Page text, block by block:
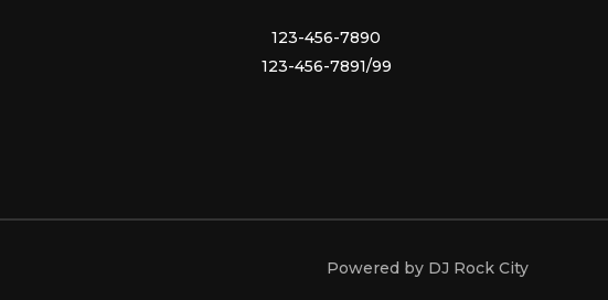
123-456-7890
123-456-7891/99
Powered by DJ Rock City